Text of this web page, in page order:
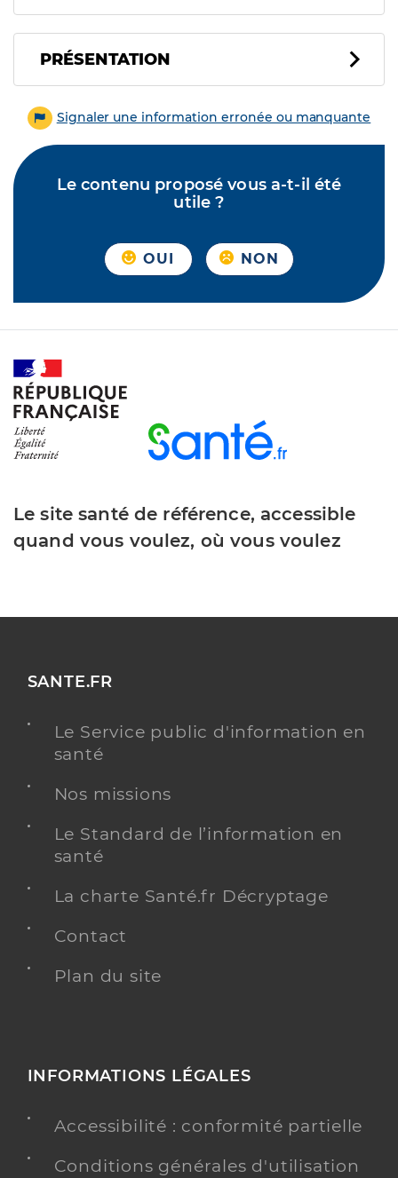
PRÉSENTATION
Signaler une information erronée ou manquante
Le contenu proposé vous a-t-il été
utile ?
OUI NON
Le site santé de référence, accessible
quand vous voulez, où vous voulez
SANTE.FR
Le Service public d'information en
santé
Nos missions
Le Standard de l’information en
santé
La charte Santé.fr Décryptage
Contact
Plan du site
INFORMATIONS LÉGALES
Accessibilité : conformité partielle
Conditions générales d'utilisation